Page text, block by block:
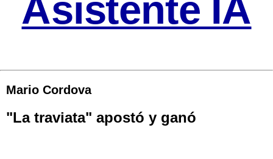
Mario Cordova
"La traviata" apostó y ganó